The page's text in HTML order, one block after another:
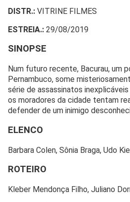
DISTR.: VITRINE FILMES
ESTREIA.: 29/08/2019
SINOPSE
Num futuro recente, Bacurau, um
Pernambuco, some
série de assassinatos
os moradores da cidade tentam
defender de um inimigo
ELENCO
Barbara Colen, Sônia Braga, Udo
ROTEIRO
Kleber Mendonça Filho, Juliano